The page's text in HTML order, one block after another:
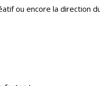
ou encore la direction